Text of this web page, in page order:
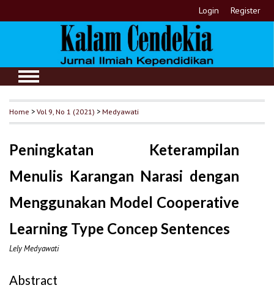
Login Register
Home >Vol 9, No 1 (2021) >Medyawati
Peningkatan Keterampilan
Menulis Karangan Narasi dengan
Menggunakan Model Cooperative
Learning Type Concep Sentences
Lely Medyawati
Abstract